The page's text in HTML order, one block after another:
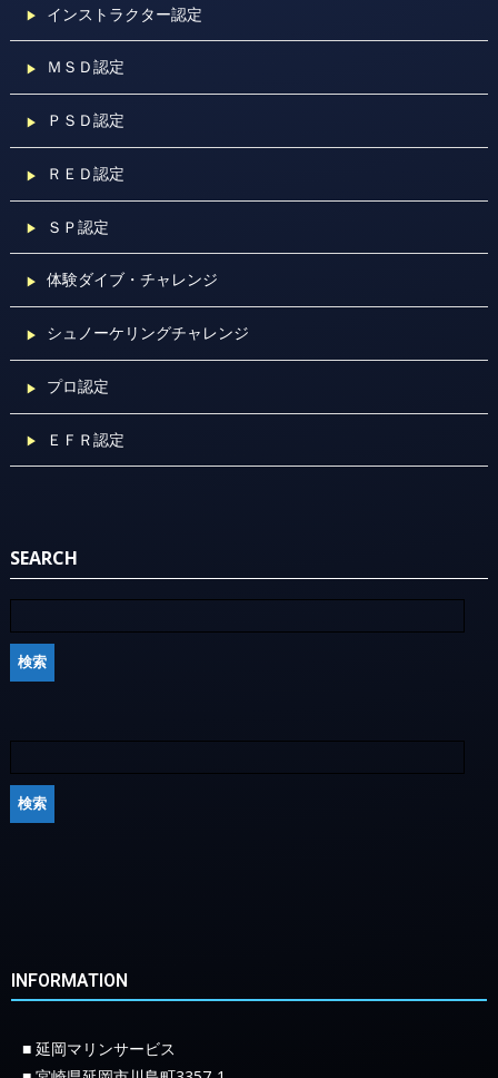
インストラクター認定
ＭＳＤ認定
ＰＳＤ認定
ＲＥＤ認定
ＳＰ認定
体験ダイブ・チャレンジ
シュノーケリングチャレンジ
プロ認定
ＥＦＲ認定
SEARCH
INFORMATION
■ 延岡マリンサービス